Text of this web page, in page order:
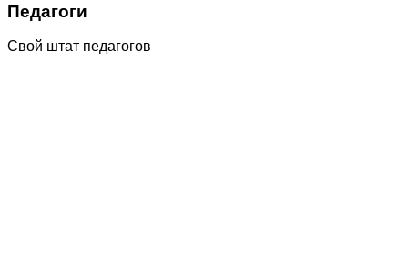
Педагоги
Свой штат педагогов